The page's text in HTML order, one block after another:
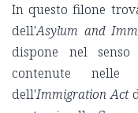
In questo filone
dell'Asylum and
dispone nel
contenute
dell'Immigration Act